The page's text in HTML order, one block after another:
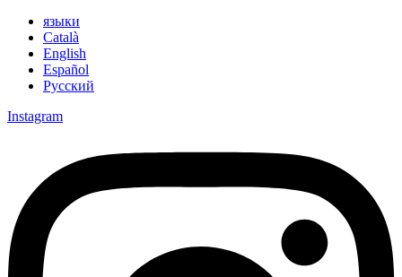
языки
Català
English
Español
Русский
Instagram